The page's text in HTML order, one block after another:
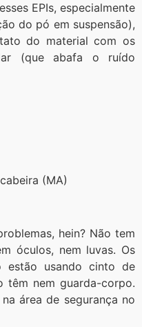
EPIs, especialmente
do pó em suspensão),
do material com os
(que abafa o ruído
hein? Não tem
óculos, nem luvas. Os
estão usando cinto de
têm nem guarda-corpo.
área de segurança no